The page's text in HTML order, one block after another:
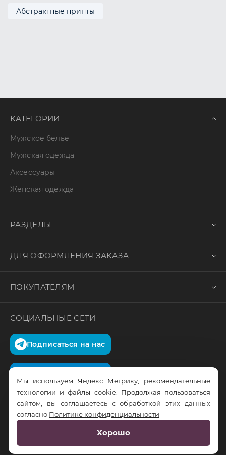
Абстрактные принты
КАТЕГОРИИ
Мужское белье
Мужская одежда
Аксессуары
Женская одежда
РАЗДЕЛЫ
ДЛЯ ОФОРМЛЕНИЯ ЗАКАЗА
ПОКУПАТЕЛЯМ
СОЦИАЛЬНЫЕ СЕТИ
Подписаться на нас
© RusTrus. 2011-2026. Все права защищены
RS Digital
Мы используем Яндекс Метрику, рекомендательные
технологии и файлы cookie. Продолжая пользоваться
сайтом, вы соглашаетесь с обработкой этих данных
согласно Политике конфиденциальности
Хорошо